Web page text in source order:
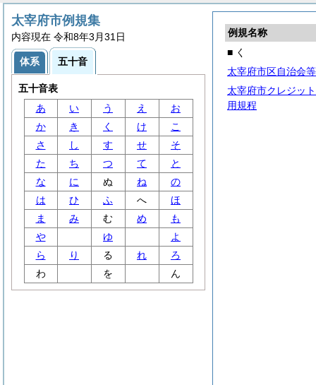
例規名称
■ く
太宰府市区自治会
太宰府市クレジッ
用規程
太宰府市例規集
内容現在 令和8年3月31日
体系 五十音
五十音表
あ
い う え
お
か
き く け
こ
さ
し す せ
そ
た
ち つ て
と
な
に ぬ ね
の
は
ひ ふ へ
ほ
ま
み む め
も
や
ゆ
よ
ら
り る れ
ろ
わ
を ん